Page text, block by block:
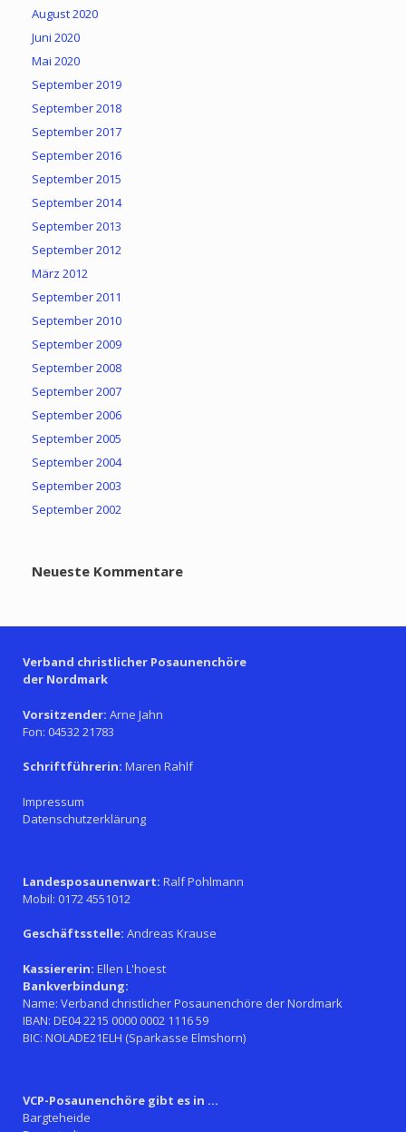
August 2020
Juni 2020
Mai 2020
September 2019
September 2018
September 2017
September 2016
September 2015
September 2014
September 2013
September 2012
März 2012
September 2011
September 2010
September 2009
September 2008
September 2007
September 2006
September 2005
September 2004
September 2003
September 2002
Neueste Kommentare
Verband christlicher Posaunenchöre
der Nordmark
Vorsitzender: Arne Jahn
Fon: 04532 21783
Schriftführerin: Maren Rahlf
Impressum
Datenschutzerklärung
Landesposaunenwart: Ralf Pohlmann
Mobil: 0172 4551012
Geschäftsstelle: Andreas Krause
Kassiererin: Ellen L'hoest
Bankverbindung:
Name: Verband christlicher Posaunenchöre der Nordmark
IBAN: DE04 2215 0000 0002 1116 59
BIC: NOLADE21ELH (Sparkasse Elmshorn)
VCP-Posaunenchöre gibt es in ...
Bargteheide